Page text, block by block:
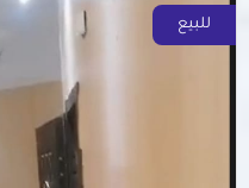
للبيع